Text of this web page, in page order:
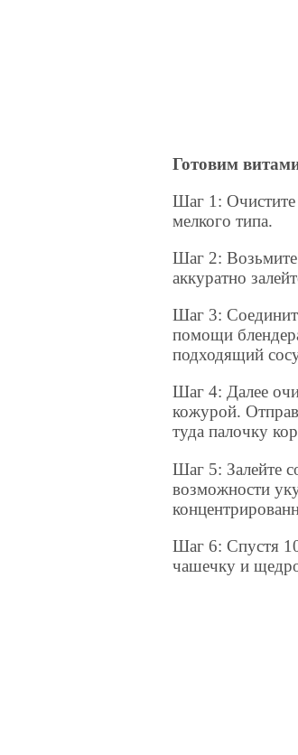
Готовим
Шаг 1: Очистите
мелкого типа.
Шаг 2: Возьмите
аккуратно
Шаг 3:
помощи
подходящий
Шаг 4: Далее
кожурой.
туда палочку
Шаг 5: Залейте
возможности
Шаг 6: Спустя
чашечку и